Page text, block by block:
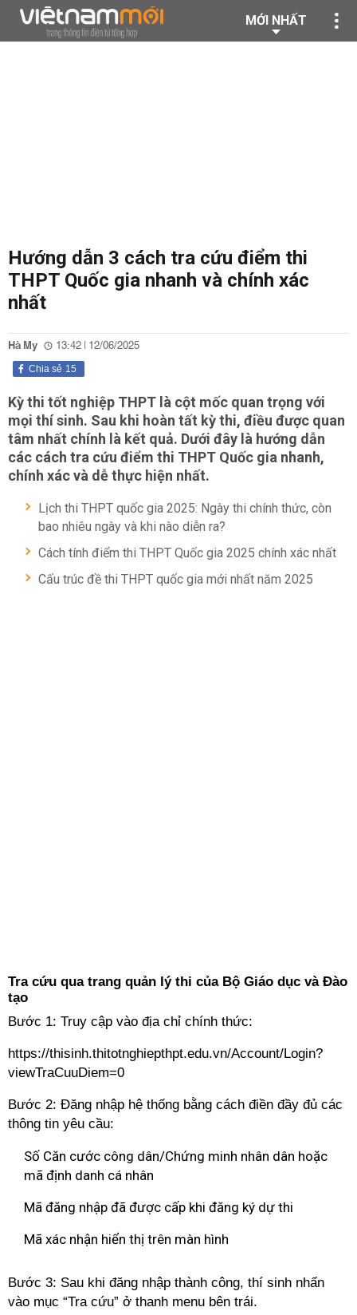
MỚI NHẤT
Hướng dẫn 3 cách tra cứu điểm thi
THPT Quốc gia nhanh và chính xác
nhất
Hà My 13:42 | 12/06/2025
15
Chia sẻ
Kỳ thi tốt nghiệp THPT là cột mốc quan trọng với
mọi thí sinh. Sau khi hoàn tất kỳ thi, điều được quan
tâm nhất chính là kết quả. Dưới đây là hướng dẫn
các cách tra cứu điểm thi THPT Quốc gia nhanh,
chính xác và dễ thực hiện nhất.
Lịch thi THPT quốc gia 2025: Ngày thi chính thức, còn
bao nhiêu ngày và khi nào diễn ra?
Cách tính điểm thi THPT Quốc gia 2025 chính xác nhất
Cấu trúc đề thi THPT quốc gia mới nhất năm 2025
Tra cứu qua trang quản lý thi của Bộ Giáo dục và Đào
tạo
Bước 1: Truy cập vào địa chỉ chính thức:
https://thisinh.thitotnghiepthpt.edu.vn/Account/Login?
viewTraCuuDiem=0
Bước 2: Đăng nhập hệ thống bằng cách điền đầy đủ các
thông tin yêu cầu:
Số Căn cước công dân/Chứng minh nhân dân hoặc
mã định danh cá nhân
Mã đăng nhập đã được cấp khi đăng ký dự thi
Mã xác nhận hiển thị trên màn hình
Bước 3: Sau khi đăng nhập thành công, thí sinh nhấn
vào mục “Tra cứu” ở thanh menu bên trái.